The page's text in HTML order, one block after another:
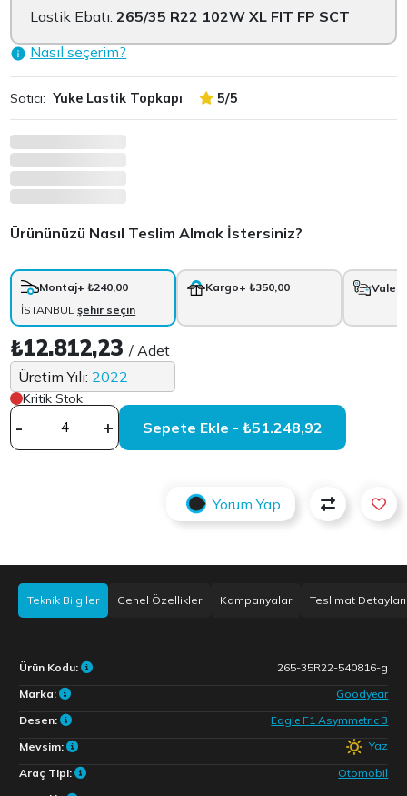
Lastik Ebatı:265/35 R22 102W XL FIT FP SCT
Nasıl seçerim?
Satıcı: Yuke Lastik Topkapı 5/5
Ürününüzü Nasıl Teslim Almak İstersiniz?
Montaj+ ₺240,00
İSTANBULşehir seçin
Kargo+ ₺350,00 Vale
₺12.812,23/ Adet
Üretim Yılı: 2022
Kritik Stok
- + Sepete Ekle - ₺51.248,92
Yorum Yap
Teknik Bilgiler Genel Özellikler Kampanyalar Teslimat Detayları
Ürün Kodu:
265-35R22-540816-g
Marka:
Goodyear
Desen:
Eagle F1 Asymmetric 3
Mevsim:
Yaz
Araç Tipi:
Otomobil